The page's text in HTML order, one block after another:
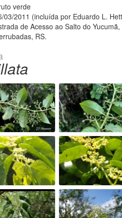
verde
03/2011 (incluída por Eduardo L.
de Acesso ao Salto do
RS.